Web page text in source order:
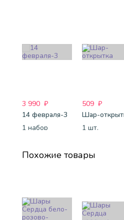
3 990 ₽
14 февраля-3
1 набор
509 ₽
1 шт.
Похожие товары